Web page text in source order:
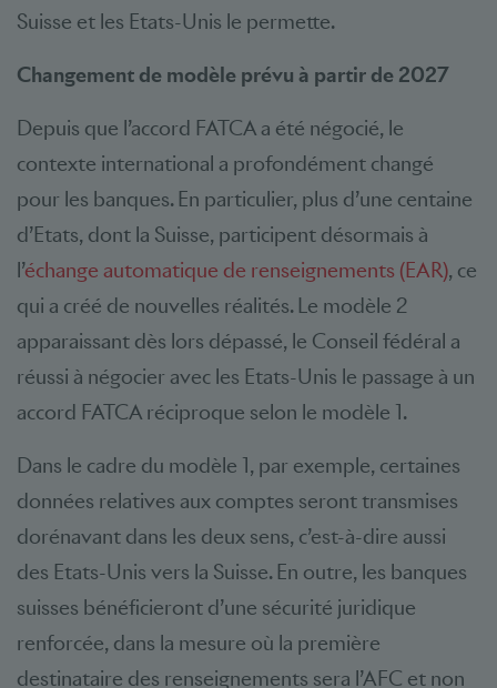
Suisse et les Etats-Unis le permette.
Changement de modèle prévu à partir de 2027
Depuis que l’accord FATCA a été négocié, le
contexte international a profondément changé
pour les banques. En particulier, plus d’une centaine
d’Etats, dont la Suisse, participent désormais à
l’échange automatique de renseignements (EAR), ce
qui a créé de nouvelles réalités. Le modèle 2
apparaissant dès lors dépassé, le Conseil fédéral a
réussi à négocier avec les Etats-Unis le passage à un
accord FATCA réciproque selon le modèle 1.
Dans le cadre du modèle 1, par exemple, certaines
données relatives aux comptes seront transmises
dorénavant dans les deux sens, c’est-à-dire aussi
des Etats-Unis vers la Suisse. En outre, les banques
suisses bénéficieront d’une sécurité juridique
renforcée, dans la mesure où la première
destinataire des renseignements sera l’AFC et non